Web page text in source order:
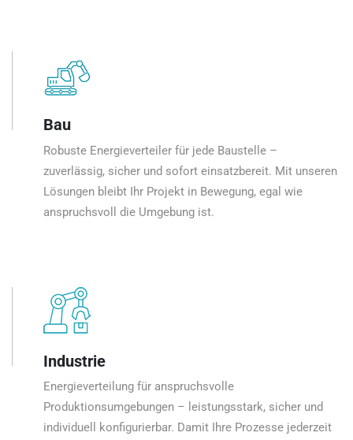
Bau
Robuste Energieverteiler für jede Baustelle –
zuverlässig, sicher und sofort einsatzbereit. Mit unseren
Lösungen bleibt Ihr Projekt in Bewegung, egal wie
anspruchsvoll die Umgebung ist.
Industrie
Energieverteilung für anspruchsvolle
Produktionsumgebungen – leistungsstark, sicher und
individuell konfigurierbar. Damit Ihre Prozesse jederzeit